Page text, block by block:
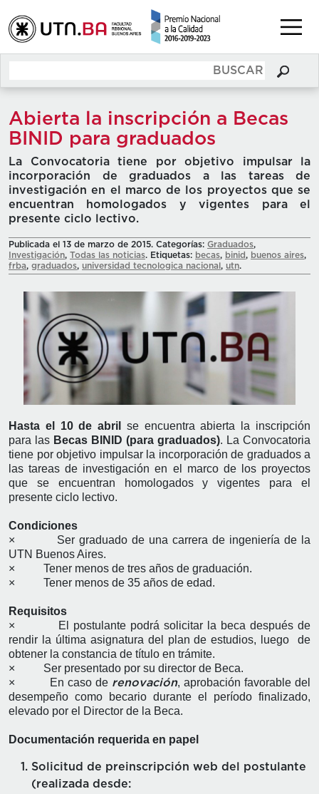
Abierta la inscripción a Becas
BINID para graduados
La Convocatoria tiene por objetivo impulsar la
incorporación de graduados a las tareas de
investigación en el marco de los proyectos que se
encuentran homologados y vigentes para el
presente ciclo lectivo.
Publicada el 13 de marzo de 2015. Categorías: Graduados,
Investigación, Todas las noticias. Etiquetas: becas, binid, buenos aires,
frba, graduados, universidad tecnologica nacional , utn.
Hasta el 10 de abril
se encuentra abierta la inscripción
para las Becas BINID (para graduados). La Convocatoria
tiene por objetivo impulsar la incorporación de graduados a
las tareas de investigación en el marco de los proyectos
que se encuentran homologados y vigentes para el
presente ciclo lectivo.
Condiciones
× Ser graduado de una carrera de ingeniería de la
UTN Buenos Aires.
× Tener menos de tres años de graduación.
× Tener menos de 35 años de edad.
Requisitos
× El postulante podrá solicitar la beca después de
rendir la última asignatura del plan de estudios, luego de
obtener la constancia de título en trámite.
× Ser presentado por su director de Beca.
× En caso de renovación, aprobación favorable del
desempeño como becario durante el período finalizado,
elevado por el Director de la Beca.
Documentación requerida en papel
Solicitud de preinscripción web del postulante
(realizada desde: